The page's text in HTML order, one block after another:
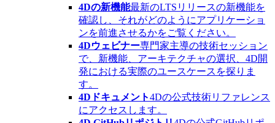
4Dの新機能最新のLTSリリースの新機能を
確認し、それがどのようにアプリケーショ
ンを前進させるかをご覧ください。
4Dウェビナー専門家主導の技術セッション
で、新機能、アーキテクチャの選択、4D開
発における実際のユースケースを探りま
す。
4Dドキュメント4Dの公式技術リファレンス
にアクセスします。